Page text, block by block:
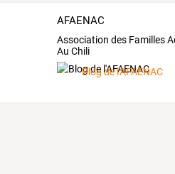
AFAENAC
Association des Familles
Au Chili
Blog de l'AFAENAC